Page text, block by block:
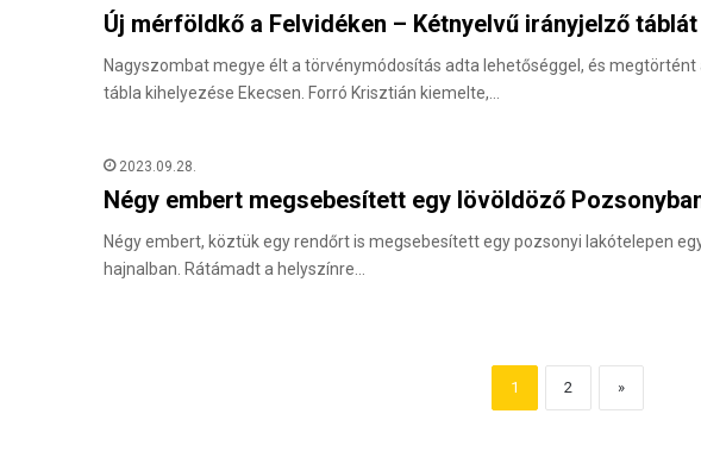
Új mérföldkő a Felvidéken – Kétnyelvű irányjelző
Nagyszombat megye élt a törvénymódosítás adta lehetőséggel, és
tábla kihelyezése Ekecsen. Forró Krisztián kiemelte,…
2023.09.28.
Négy embert megsebesített egy lövöldöző
Négy embert, köztük egy rendőrt is megsebesített egy pozsonyi lakótelepen
hajnalban. Rátámadt a helyszínre…
1 2 »